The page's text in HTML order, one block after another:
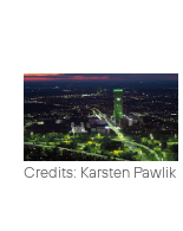
Credits: Karsten Pawlik